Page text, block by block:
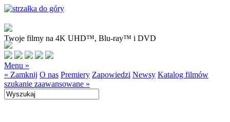
Twoje filmy na 4K UHD™, Blu-ray™ i DVD
Menu »
« Zamknij O nas Premiery Zapowiedzi Newsy Katalog filmów
szukanie zaawansowane »